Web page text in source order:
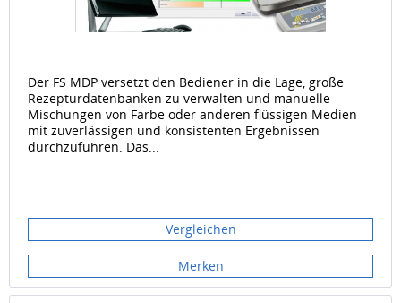
Der FS MDP versetzt den Bediener in die Lage, große
Rezepturdatenbanken zu verwalten und manuelle
Mischungen von Farbe oder anderen flüssigen Medien
mit zuverlässigen und konsistenten Ergebnissen
durchzuführen. Das...
Vergleichen
Merken